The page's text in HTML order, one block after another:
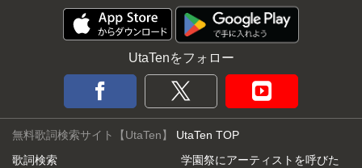
UtaTenをフォロー
無料歌詞検索サイト【UtaTen】 UtaTen TOP
歌詞検索
学園祭にアーティストを呼びた